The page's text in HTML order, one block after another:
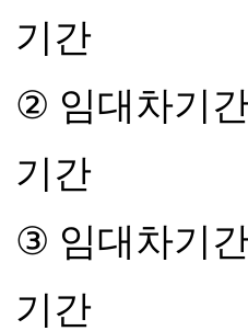
기간
② 임대차기
기간
③ 임대차기
기간